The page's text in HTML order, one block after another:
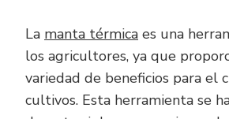
La manta térmica es una
los agricultores, ya que
variedad de beneficios para el
cultivos. Esta herramienta se